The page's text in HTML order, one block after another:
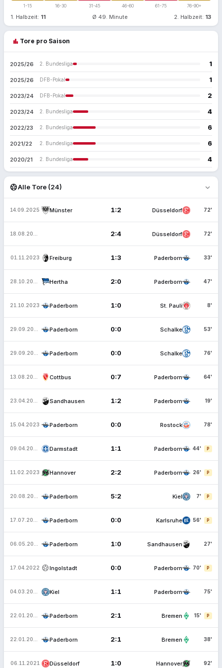
1-15 16-30 31-45 46-60 61-75 76-90+
1. Halbzeit: 11 Ø 49. Minute 2. Halbzeit: 13
bar_chart Tore pro Saison
2025/26 2. Bundesliga 1
2025/26 DFB-Pokal 1
2023/24 DFB-Pokal 2
2023/24 2. Bundesliga 4
2022/23 2. Bundesliga 6
2021/22 2. Bundesliga 6
2020/21 2. Bundesliga 4
sports_soccerAlle Tore (24) expand_more
14.09.2025 Münster 1:2 Düsseldorf 72'
2:4 Düsseldorf 72'
01.11.2023 Freiburg 1:3 Paderborn 33'
Hertha 2:0 Paderborn 47'
21.10.2023 Paderborn 1:0 St. Pauli 8'
Paderborn 0:0 Schalke 53'
Paderborn 0:0 Schalke 76'
Cottbus 0:7 Paderborn 64'
Sandhausen 1:2 Paderborn 19'
15.04.2023 Paderborn 0:0 Rostock 78'
Darmstadt 1:1 Paderborn 44' P
11.02.2023 Hannover 2:2 Paderborn 26' P
Paderborn 5:2 Kiel 7' P
Paderborn 0:0 Karlsruhe 56' P
Paderborn 1:0 Sandhausen 27'
17.04.2022 sports_soccerIngolstadt 0:0 Paderborn 70' P
Kiel 1:1 Paderborn 75'
Paderborn 2:1 Bremen 15' P
Paderborn 2:1 Bremen 38'
06.11.2021 Düsseldorf 1:0 Hannover 92'